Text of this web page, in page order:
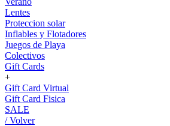
Lentes
Proteccion solar
Inflables y Flotadores
Juegos de Playa
Colectivos
Gift Cards
+
Gift Card Virtual
Gift Card Fisica
SALE
/ Volver